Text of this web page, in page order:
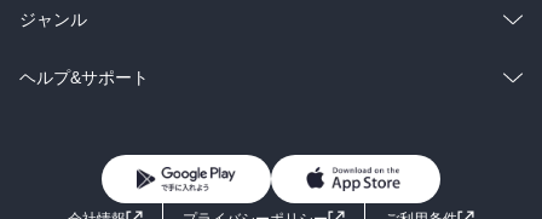
BL・TL
雑誌・グラビア
BL・TL
ラノベ
雑誌・グラビア
総合
ラノベ
ジャンル
コミック
ライトノベル 男子向けラノベ
ヘルプ&サポート
よくあるご質問
お問い合わせ